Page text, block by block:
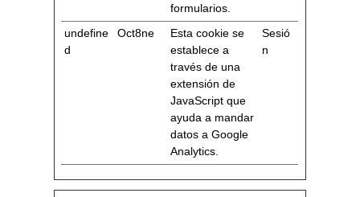
formularios.
undefine
d
Oct8ne
Esta cookie se
establece a
través de una
extensión de
JavaScript que
ayuda a mandar
datos a Google
Analytics.
Sesió
n